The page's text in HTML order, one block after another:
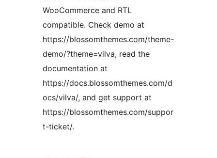
WooCommerce and RTL
compatible. Check demo at
https://blossomthemes.com/theme-
demo/?theme=vilva, read the
documentation at
https://docs.blossomthemes.com/d
ocs/vilva/, and get support at
https://blossomthemes.com/suppor
t-ticket/.